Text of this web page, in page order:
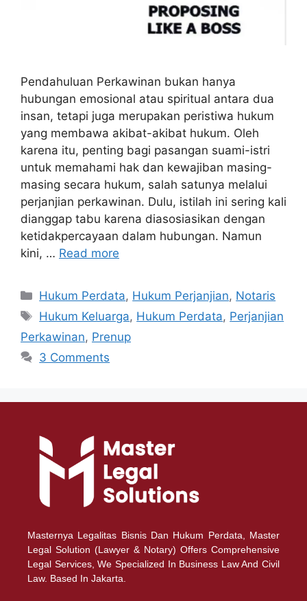
Pendahuluan Perkawinan bukan hanya
hubungan emosional atau spiritual antara dua
insan, tetapi juga merupakan peristiwa hukum
yang membawa akibat-akibat hukum. Oleh
karena itu, penting bagi pasangan suami-istri
untuk memahami hak dan kewajiban masing-
masing secara hukum, salah satunya melalui
perjanjian perkawinan. Dulu, istilah ini sering kali
dianggap tabu karena diasosiasikan dengan
ketidakpercayaan dalam hubungan. Namun
kini, … Read more
Hukum Perdata, Hukum Perjanjian, Notaris
Hukum Keluarga, Hukum Perdata, Perjanjian
Perkawinan, Prenup
3 Comments
Masternya Legalitas Bisnis Dan Hukum Perdata, Master
Legal Solution (Lawyer & Notary) Offers Comprehensive
Legal Services, We Specialized In Business Law And Civil
Law. Based In Jakarta.